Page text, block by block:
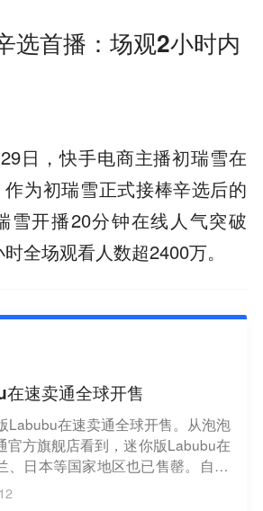
选首播：场观2小时内
日，快手电商主播初瑞雪在
为初瑞雪正式接棒辛选后的
雪开播20分钟在线人气突破
全场观看人数超2400万。
速卖通全球开售
Labubu在速卖通全球开售。从泡泡
官方旗舰店看到，迷你版Labubu在
、日本等国家地区也已售罄。自20
店以来，速卖通AliExpress已经成